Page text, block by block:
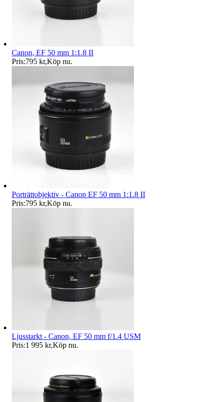
Canon, EF 50 mm 1:1.8 II
Pris:795 kr,Köp nu.
Porträttobjektiv - Canon EF 50 mm 1:1.8 II
Pris:795 kr,Köp nu.
Ljusstarkt - Canon, EF 50 mm f/1.4 USM
Pris:1 995 kr,Köp nu.